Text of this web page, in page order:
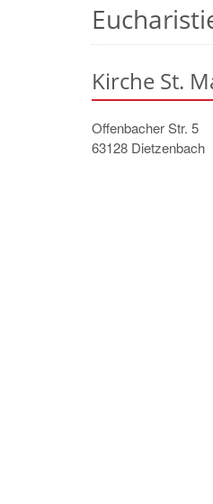
Kirche St.
Offenbacher Str. 5
63128 Dietzenbach